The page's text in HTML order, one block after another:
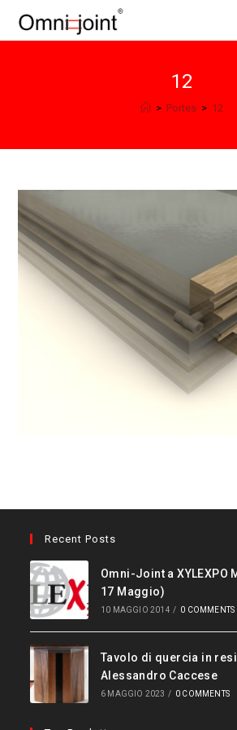
12
> Portes > 12
Recent Posts
Omni-Joint a XYLEXPO
17 Maggio)
10 MAGGIO 2014 / 0 COMMENTS
Tavolo di quercia in
Alessandro Caccese
6 MAGGIO 2023 / 0 COMMENTS